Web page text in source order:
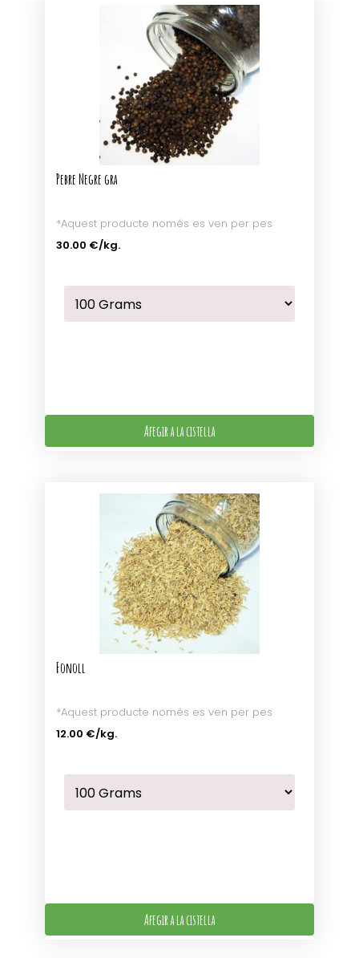
Pebre Negre gra
*Aquest producte només es ven per pes
30.00 €/kg.
Afegir a la cistella
Fonoll
*Aquest producte només es ven per pes
12.00 €/kg.
Afegir a la cistella